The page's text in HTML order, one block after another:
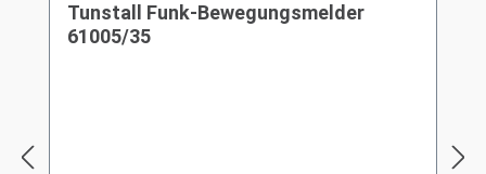
Tunstall Funk-Bewegungsmelder
61005/35